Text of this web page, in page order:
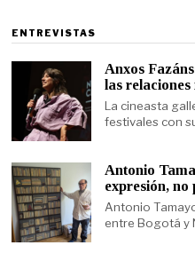
ENTREVISTAS
Anxos
las
La cineasta
festivales con
Antonio
expresión, no
Antonio
entre Bogotá y